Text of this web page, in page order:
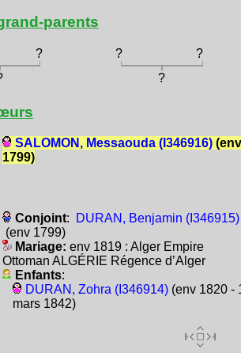
parents
? ?
?
?
SALOMON, Messaouda (I346916)(env
1799)
Conjoint:
DURAN, Benjamin (I346915)
(env 1799)
Mariage: env 1819 : Alger Empire
Ottoman ALGÉRIE Régence d’Alger
Enfants:
DURAN, Zohra (I346914)(env 1820 -
mars 1842)